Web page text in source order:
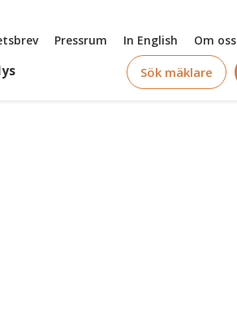
Pressrum In English Om oss
Sök mäklare